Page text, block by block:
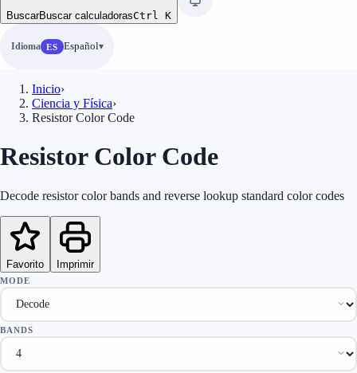
BuscarBuscar calculadorasCtrl K
Idioma ES Español
Inicio›
Ciencia y Física›
Resistor Color Code
Resistor Color Code
Decode resistor color bands and reverse lookup standard color codes
Favorito Imprimir
MODE
BANDS